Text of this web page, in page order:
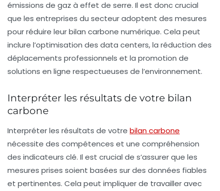
émissions de gaz à effet de serre. Il est donc crucial
que les entreprises du secteur adoptent des mesures
pour réduire leurbilan carbone numérique. Cela peut
inclure l’optimisation des data centers, la réduction des
déplacements professionnels et la promotion de
solutions en ligne respectueuses de l’environnement.
Interpréter les résultats de votre bilan
carbone
Interpréter les résultats de votre bilan carbone
nécessite des compétences et une compréhension
des indicateurs clé. Il est crucial de s’assurer que les
mesures prises soient basées sur des données fiables
et pertinentes. Cela peut impliquer de travailler avec